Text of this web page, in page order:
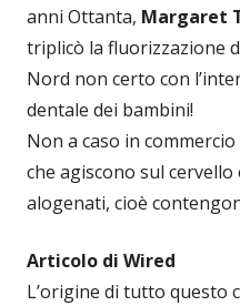
anni Ottanta, Margaret
triplicò la fluorizzazione
Nord non certo con
dentale dei bambini!
Non a caso in
che agiscono sul
alogenati, cioè
Articolo di Wired
L’origine di tutto questo